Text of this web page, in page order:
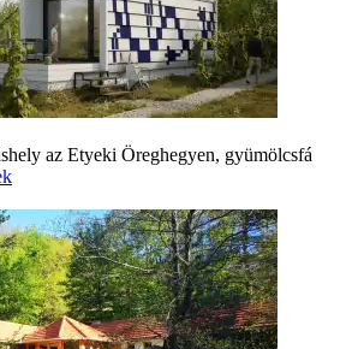
az Etyeki Öreghegyen, gyümölcsfá